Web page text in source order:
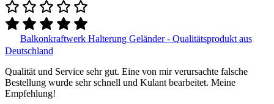
Balkonkraftwerk Halterung Geländer - Qualitätsprodukt aus
Deutschland
Qualität und Service sehr gut. Eine von mir verursachte falsche
Bestellung wurde sehr schnell und Kulant bearbeitet. Meine
Empfehlung!